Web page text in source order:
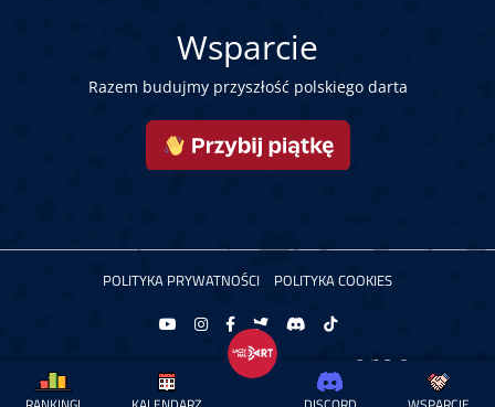
Wsparcie
Razem budujmy przyszłość polskiego darta
POLITYKA PRYWATNOŚCI POLITYKA COOKIES
Copyright © 2026 Łączy Nas Dart. Powered by